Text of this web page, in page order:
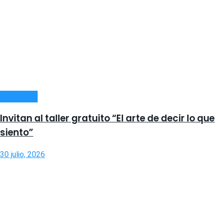
Invitan al taller gratuito “El arte de decir lo que
siento”
30 julio, 2026